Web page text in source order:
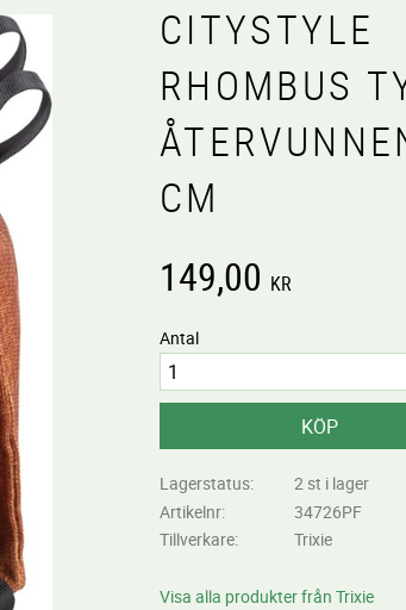
CITYSTYLE
RHOMBUS
CM
149,00 KR
Antal
KÖP
Lagerstatus
2 st i lager
Artikelnr
34726PF
Tillverkare
Trixie
Visa alla produkter från Trixie